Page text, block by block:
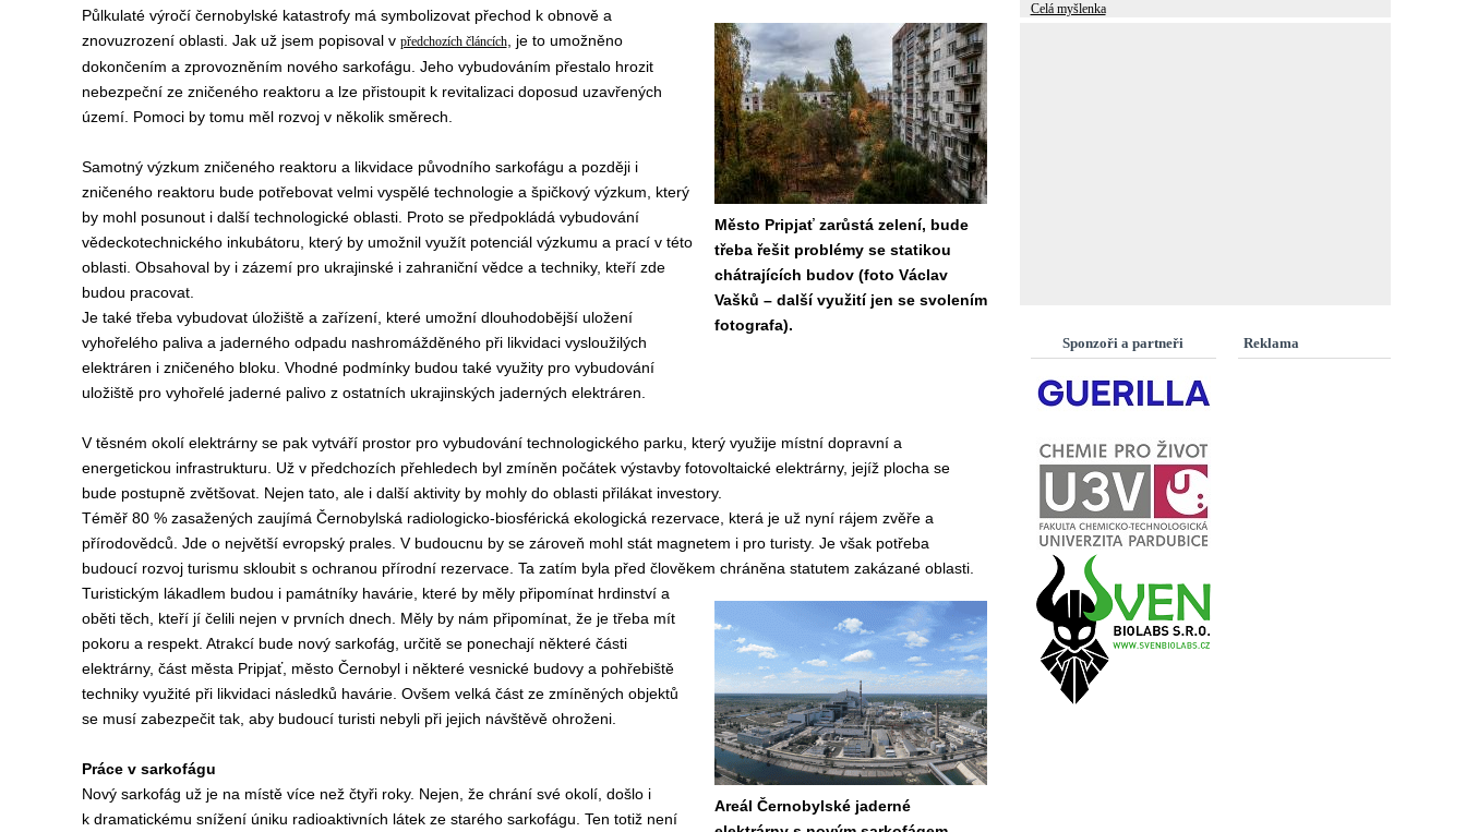
Město Pripjať zarůstá zelení, bude
třeba řešit problémy se statikou
chátrajících budov (foto Václav
Vašků – další využití jen se svolením
fotografa).
Půlkulaté výročí černobylské katastrofy má symbolizovat přechod k obnově a
znovuzrození oblasti. Jak už jsem popisoval v předchozích článcích, je to umožněno
dokončením a zprovozněním nového sarkofágu. Jeho vybudováním přestalo hrozit
nebezpeční ze zničeného reaktoru a lze přistoupit k revitalizaci doposud uzavřených
území. Pomoci by tomu měl rozvoj v několik směrech.
Samotný výzkum zničeného reaktoru a likvidace původního sarkofágu a později i
zničeného reaktoru bude potřebovat velmi vyspělé technologie a špičkový výzkum, který
by mohl posunout i další technologické oblasti. Proto se předpokládá vybudování
vědeckotechnického inkubátoru, který by umožnil využít potenciál výzkumu a prací v této
oblasti. Obsahoval by i zázemí pro ukrajinské i zahraniční vědce a techniky, kteří zde
budou pracovat.
Je také třeba vybudovat úložiště a zařízení, které umožní dlouhodobější uložení
vyhořelého paliva a jaderného odpadu nashromážděného při likvidaci vysloužilých
elektráren i zničeného bloku. Vhodné podmínky budou také využity pro vybudování
uložiště pro vyhořelé jaderné palivo z ostatních ukrajinských jaderných elektráren.
V těsném okolí elektrárny se pak vytváří prostor pro vybudování technologického parku, který využije místní dopravní a
energetickou infrastrukturu. Už v předchozích přehledech byl zmíněn počátek výstavby fotovoltaické elektrárny, jejíž plocha se
bude postupně zvětšovat. Nejen tato, ale i další aktivity by mohly do oblasti přilákat investory.
Téměř 80 % zasažených zaujímá Černobylská radiologicko-biosférická ekologická rezervace, která je už nyní rájem zvěře a
přírodovědců. Jde o největší evropský prales. V budoucnu by se zároveň mohl stát magnetem i pro turisty. Je však potřeba
budoucí rozvoj turismu skloubit s ochranou přírodní rezervace. Ta zatím byla před člověkem chráněna statutem zakázané oblasti.
Areál Černobylské jaderné
Turistickým lákadlem budou i památníky havárie, které by měly připomínat hrdinství a
oběti těch, kteří jí čelili nejen v prvních dnech. Měly by nám připomínat, že je třeba mít
pokoru a respekt. Atrakcí bude nový sarkofág, určitě se ponechají některé části
elektrárny, část města Pripjať, město Černobyl i některé vesnické budovy a pohřebiště
techniky využité při likvidaci následků havárie. Ovšem velká část ze zmíněných objektů
se musí zabezpečit tak, aby budoucí turisti nebyli při jejich návštěvě ohroženi.
Práce v sarkofágu
Nový sarkofág už je na místě více než čtyři roky. Nejen, že chrání své okolí, došlo i
k dramatickému snížení úniku radioaktivních látek ze starého sarkofágu. Ten totiž není
Celá myšlenka
Reklama
Sponzoři a partneři